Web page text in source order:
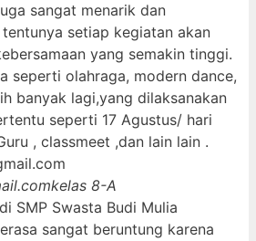
sangat menarik dan
setiap kegiatan akan
yang semakin tinggi.
seperti olahraga, modern dance,
banyak lagi,yang dilaksanakan
seperti 17 Agustus/ hari
, classmeet ,dan lain lain .
kelas 8-A
SMP Swasta Budi Mulia
sangat beruntung karena